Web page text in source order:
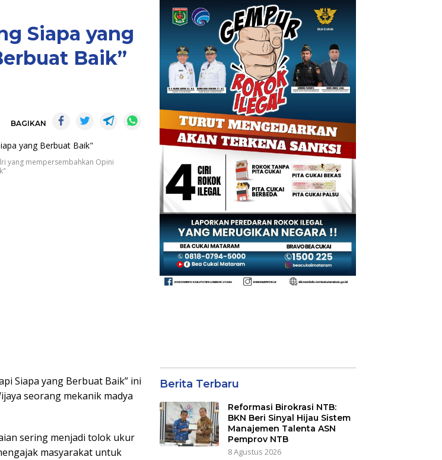
Siapa yang
Baik”
BAGIKAN
yang mempersembahkan Opini
Siapa yang Berbuat Baik” ini
seorang mekanik madya
sering menjadi tolok ukur
masyarakat untuk
Berita Terbaru
Reformasi Birokrasi NTB:
BKN Beri Sinyal Hijau Sistem
Manajemen Talenta ASN
Pemprov NTB
8 Agustus 2026